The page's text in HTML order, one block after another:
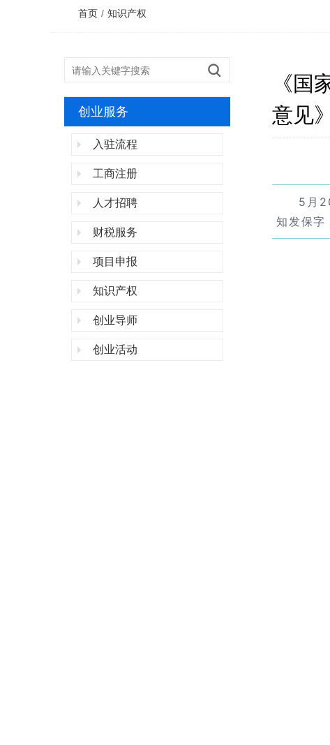
首页 / 知识产权
创业服务
入驻流程
工商注册
人才招聘
财税服务
项目申报
知识产权
创业导师
创业活动
《国
意见
5月
知发保字